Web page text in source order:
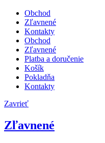
Obchod
Zľavnené
Kontakty
Obchod
Zľavnené
Platba a doručenie
Košík
Pokladňa
Kontakty
Zavrieť
Zľavnené